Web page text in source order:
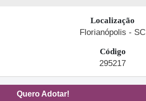
Localização
Florianópolis - SC
Código
295217
Quero Adotar!